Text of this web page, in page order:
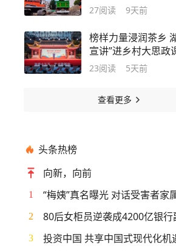
27阅读 9天前
榜样力量浸润茶乡
宣讲”进乡村大思政
进襄阳谷城
23阅读 5天前
查看更多
头条热榜
向新，向前
1 “梅姨”真名曝光 对话受害者家
2 80后女柜员逆袭成4200亿银行
3 投资中国 共享中国式现代化机